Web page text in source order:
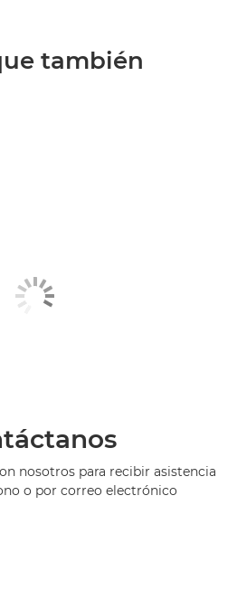
también
nosotros para recibir asistencia
o por correo electrónico